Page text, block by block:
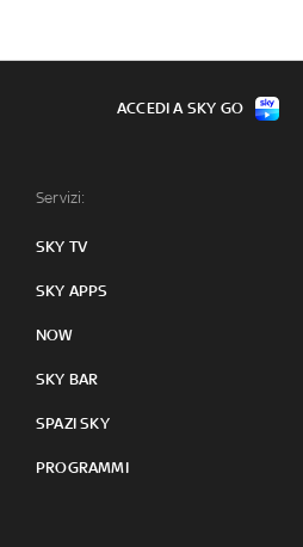
Servizi:
SKY TV
SKY APPS
NOW
SKY BAR
SPAZI SKY
PROGRAMMI
ACCEDI A SKY GO